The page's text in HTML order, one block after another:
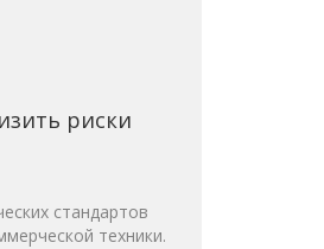
риски
стандартов
техники.